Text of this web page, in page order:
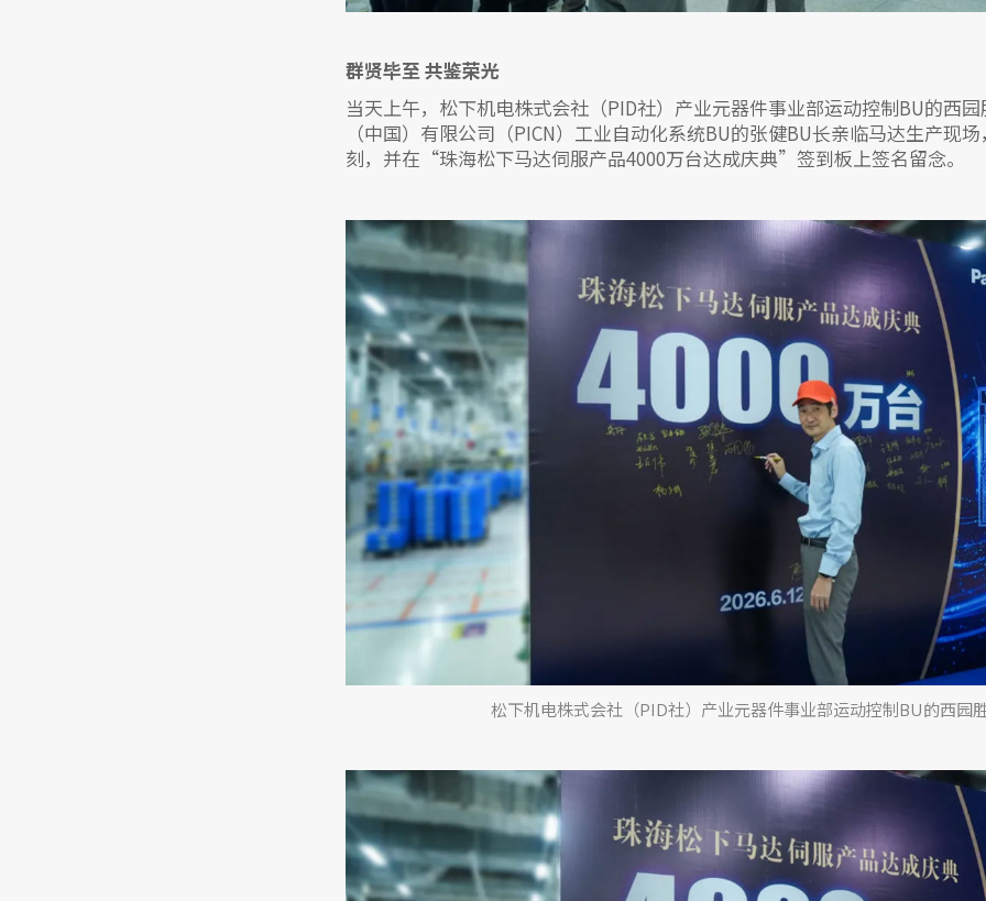
群贤毕至 共鉴荣光
当天上午，松下机电株式会社（PID社）产业元器件事业部运动控制BU的西
（中国）有限公司（PICN）工业自动化系统BU的张健BU长亲临马达生产现
刻，并在“珠海松下马达伺服产品4000万台达成庆典”签到板上签名留念。
松下机电株式会社（PID社）产业元器件事业部运动控制BU的西园